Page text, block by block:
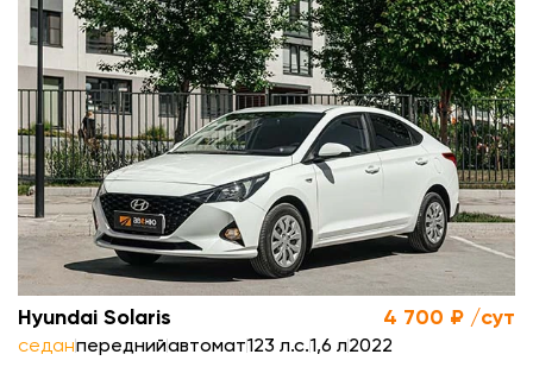
Hyundai Solaris 4 700 ₽ /сут
седанпереднийавтомат123 л.с.1,6 л2022